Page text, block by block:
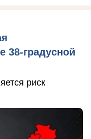
38-градусной
риск